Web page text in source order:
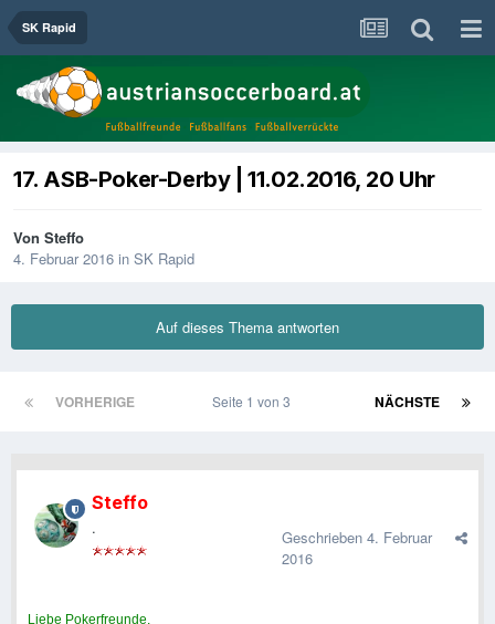
SK Rapid
17. ASB-Poker-Derby | 11.02.2016, 20 Uhr
Von Steffo
4. Februar 2016 in SK Rapid
Auf dieses Thema antworten
VORHERIGE NÄCHSTE
Seite 1 von 3
Steffo
. Geschrieben 4. Februar
2016
Liebe Pokerfreunde,